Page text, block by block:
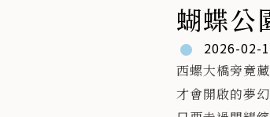
​#雲林藝術宅急
藝文遊樂場
蝴蝶公
節2026-02-
西螺大橋旁竟
才會開啟的夢